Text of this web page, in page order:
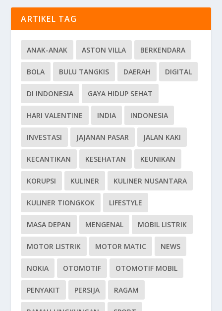
ARTIKEL TAG
ANAK-ANAK ASTON VILLA BERKENDARA
BOLA BULU TANGKIS DAERAH DIGITAL
DI INDONESIA GAYA HIDUP SEHAT
HARI VALENTINE INDIA INDONESIA
INVESTASI JAJANAN PASAR JALAN KAKI
KECANTIKAN KESEHATAN KEUNIKAN
KORUPSI KULINER KULINER NUSANTARA
KULINER TIONGKOK LIFESTYLE
MASA DEPAN MENGENAL MOBIL LISTRIK
MOTOR LISTRIK MOTOR MATIC NEWS
NOKIA OTOMOTIF OTOMOTIF MOBIL
PENYAKIT PERSIJA RAGAM